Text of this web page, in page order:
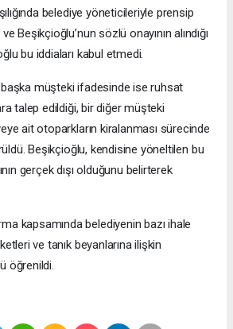
belediye yöneticileriyle prensip
Beşikçioğlu’nun sözlü onayının alındığı
bu iddiaları kabul etmedi.
müşteki ifadesinde ise ruhsat
talep edildiği, bir diğer müşteki
ait otoparkların kiralanması sürecinde
Beşikçioğlu, kendisine yöneltilen bu
gerçek dışı olduğunu belirterek
kapsamında belediyenin bazı ihale
ve tanık beyanlarına ilişkin
öğrenildi.